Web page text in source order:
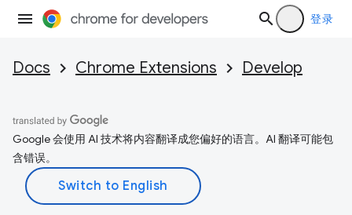
登录
Docs Chrome Extensions Develop
Google 会使用 AI 技术将内容翻译成您偏好的语言。AI 翻译可能包
含错误。